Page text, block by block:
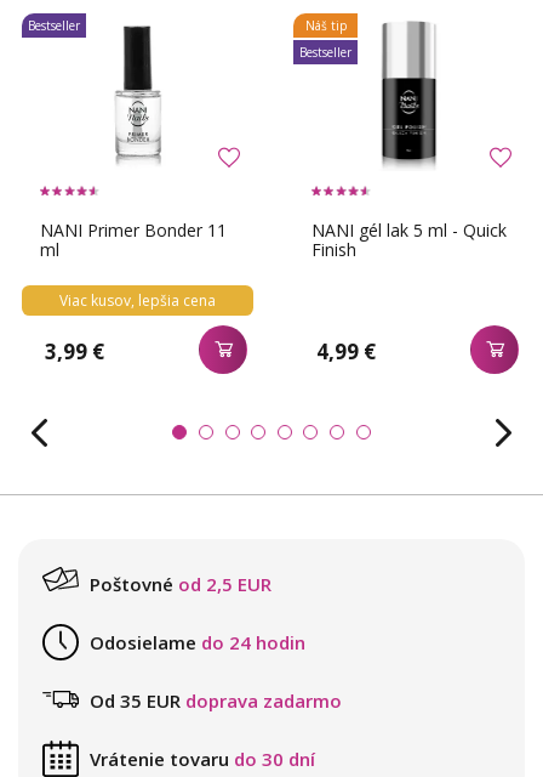
NANI Primer Bonder 11
ml
Viac kusov, lepšia cena
3,99 €
Bestseller
NANI gél lak 5 ml - Quick
Finish
4,99 €
Náš tip
Bestseller
Poštovné od 2,5 EUR
Odosielame do 24 hodin
Od 35 EUR doprava zadarmo
Vrátenie tovaru do 30 dní